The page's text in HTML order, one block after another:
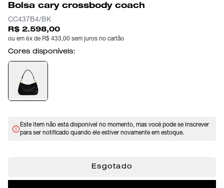
Bolsa cary crossbody coach
CC437B4/BK
R$ 2.598,00
ou em 6x de R$ 433,00 sem juros no cartão
Cores disponíveis:
Este item não está disponível no momento, mas você pode se inscrever
para ser notificado quando ele estiver novamente em estoque.
Esgotado